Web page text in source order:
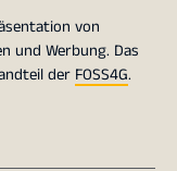
von
und Werbung. Das
der FOSS4G.